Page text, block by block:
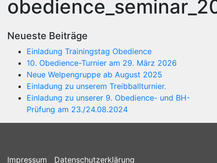
Neueste Beiträge
Einladung Trainingstag Obedience
10. Obedience-Turnier am 29. März 2026
Neue Welpengruppe ab August 2025
Einladung zu unserem Treibballturnier.
Einladung zu unserer 9. Obedience- und BH-
Prüfung am 23./24.08.2024
Impressum
Datenschutzerklärung